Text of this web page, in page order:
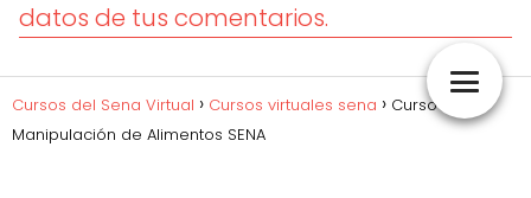
datos de tus comentarios.
Cursos del Sena Virtual Cursos virtuales sena
Curso de
Manipulación de Alimentos SENA